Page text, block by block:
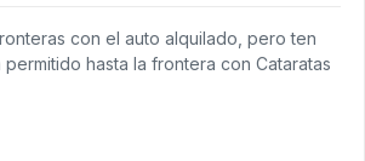
con el auto alquilado, pero ten
hasta la frontera con Cataratas